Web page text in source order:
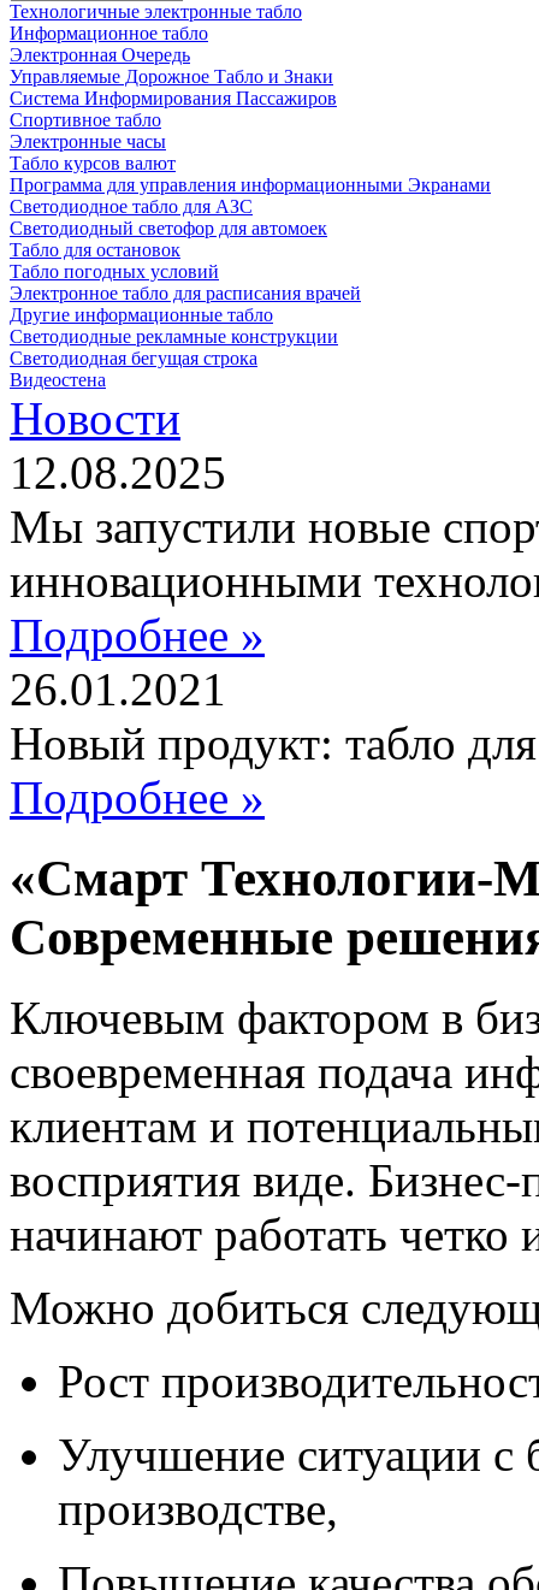
Технологичные электронные табло
Информационное табло
Электронная Очередь
Управляемые Дорожное Табло и Знаки
Система Информирования Пассажиров
Спортивное табло
Электронные часы
Табло курсов валют
Программа для управления информационными Экранами
Светодиодное табло для АЗС
Светодиодный светофор для автомоек
Табло для остановок
Табло погодных условий
Электронное табло для расписания врачей
Другие информационные табло
Светодиодные рекламные конструкции
Светодиодная бегущая строка
Видеостена
Новости
12.08.2025
Мы запустили новые
инновационными
Подробнее »
26.01.2021
Новый продукт: табло
Подробнее »
«Смарт Технологии-
Современные
Ключевым фактором в
своевременная подача
клиентам и
восприятия виде.
начинают работать четко
Можно добиться
Рост
Улучшение ситуации с
производстве,